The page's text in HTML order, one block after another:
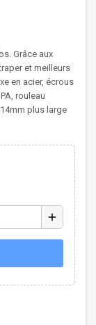
Grâce aux
et meilleurs
en acier, écrous
rouleau
plus large
add